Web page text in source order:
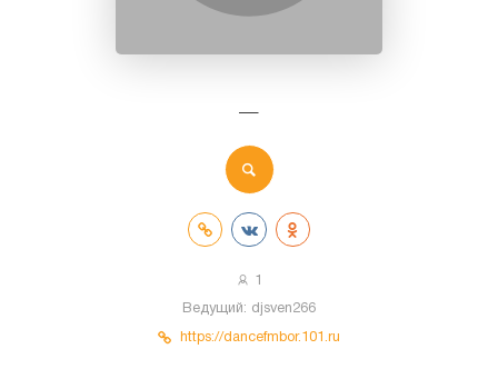
—
1
Ведущий: djsven266
https://dancefmbor.101.ru